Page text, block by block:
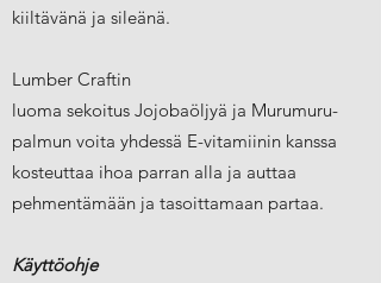
kiiltävänä ja sileänä.
Lumber Craftin
luoma sekoitus Jojobaöljyä ja Murumuru-
palmun voita yhdessä E-vitamiinin kanssa
kosteuttaa ihoa parran alla ja auttaa
pehmentämään ja tasoittamaan partaa.
Käyttöohje